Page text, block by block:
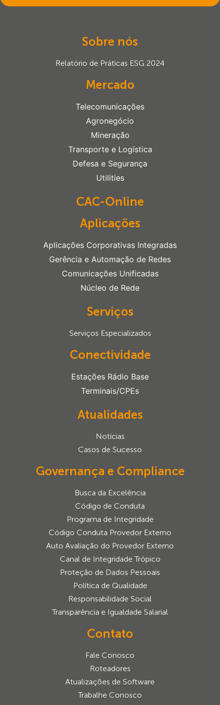
Sobre nós
Relatório de Práticas ESG 2024
Mercado
Telecomunicações
Agronegócio
Mineração
Transporte e Logística
Defesa e Segurança
Utilities
CAC-Online
Aplicações
Aplicações Corporativas Integradas
Gerência e Automação de Redes
Comunicações Unificadas
Núcleo de Rede
Serviços
Serviços Especializados
Conectividade
Estações Rádio Base
Terminais/CPEs
Atualidades
Notícias
Casos de Sucesso
Governança e Compliance
Busca da Excelência
Código de Conduta
Programa de Integridade
Código Conduta Provedor Externo
Auto Avaliação do Provedor Externo
Canal de Integridade Trópico
Proteção de Dados Pessoais
Política de Qualidade
Responsabilidade Social
Transparência e Igualdade Salarial
Contato
Fale Conosco
Roteadores
Atualizações de Software
Trabalhe Conosco